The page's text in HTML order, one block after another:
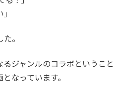
。
ジャンルのコラボということ
なっています。